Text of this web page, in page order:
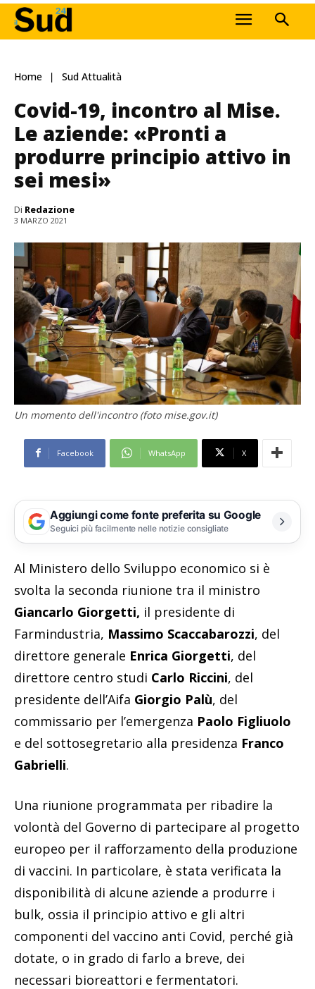
Home Sud Attualità
Covid-19, incontro al Mise.
Le aziende: «Pronti a
produrre principio attivo in
sei mesi»
Di Redazione
3 MARZO 2021
Un momento dell'incontro (foto mise.gov.it)
Facebook WhatsApp X
Aggiungi come fonte preferita su Google
Seguici più facilmente nelle notizie consigliate
Al Ministero dello Sviluppo economico si è
svolta la seconda riunione tra il ministro
Giancarlo Giorgetti, il presidente di
Farmindustria, Massimo Scaccabarozzi, del
direttore generale Enrica Giorgetti, del
direttore centro studi Carlo Riccini, del
presidente dell’Aifa Giorgio Palù, del
commissario per l’emergenza Paolo Figliuolo
e del sottosegretario alla presidenza Franco
Gabrielli.
Una riunione programmata per ribadire la
volontà del Governo di partecipare al progetto
europeo per il rafforzamento della produzione
di vaccini. In particolare, è stata verificata la
disponibilità di alcune aziende a produrre i
bulk, ossia il principio attivo e gli altri
componenti del vaccino anti Covid, perché già
dotate, o in grado di farlo a breve, dei
necessari bioreattori e fermentatori.